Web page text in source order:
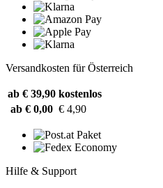
Versandkosten für Österreich
ab € 39,90 kostenlos
ab € 0,00 € 4,90
Hilfe & Support